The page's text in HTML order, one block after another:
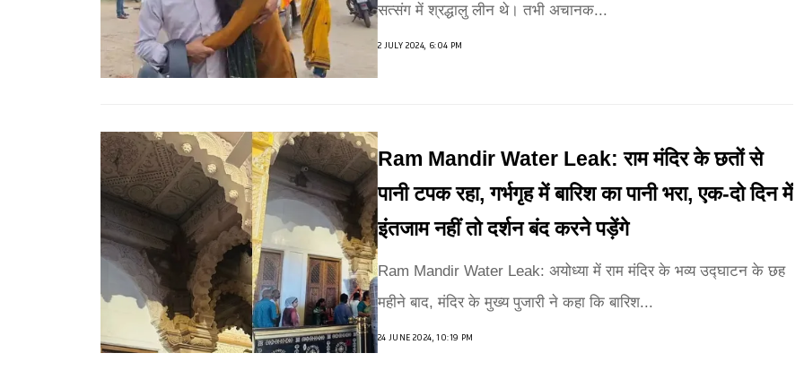
सत्संग में श्रद्धालु लीन थे। तभी अचानक...
2 JULY 2024, 6:04 PM
Ram Mandir Water Leak: राम मंदिर के छतों से
पानी टपक रहा, गर्भगृह में बारिश का पानी भरा, एक-दो दिन में
इंतजाम नहीं तो दर्शन बंद करने पड़ेंगे
Ram Mandir Water Leak: अयोध्या में राम मंदिर के भव्य उद्घाटन के छह
महीने बाद, मंदिर के मुख्य पुजारी ने कहा कि बारिश...
24 JUNE 2024, 10:19 PM